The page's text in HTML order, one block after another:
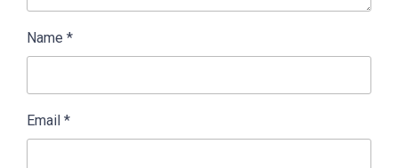
Name *
Email *